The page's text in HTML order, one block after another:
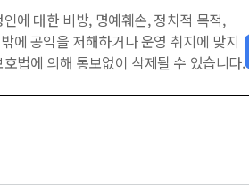
에 대한 비방, 명예훼손, 정치적 목적,
에 공익을 저해하거나 운영 취지에 맞지
법에 의해 통보없이 삭제될 수 있습니다.